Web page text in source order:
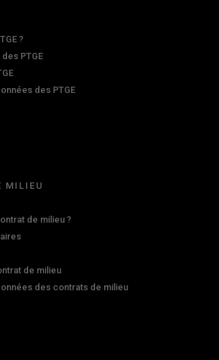
?
PTGE
des PTGE
MILIEU
de milieu ?
de milieu
des contrats de milieu